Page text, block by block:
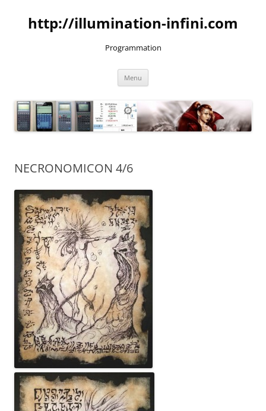
contenu
http://illumination-infini.com
Programmation
Menu
NECRONOMICON 4/6